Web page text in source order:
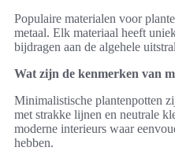
Populaire materialen voor
metaal. Elk materiaal heeft
bijdragen aan de algehele
Wat zijn de kenmerken van
Minimalistische plantenpotten
met strakke lijnen en neutrale
moderne interieurs waar
hebben.